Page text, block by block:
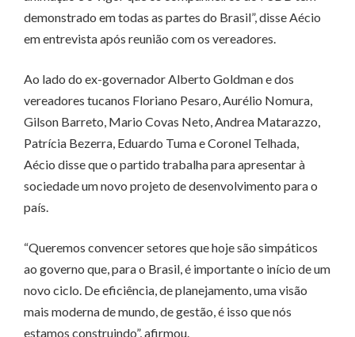
demonstrado em todas as partes do Brasil”, disse Aécio
em entrevista após reunião com os vereadores.
Ao lado do ex-governador Alberto Goldman e dos
vereadores tucanos Floriano Pesaro, Aurélio Nomura,
Gilson Barreto, Mario Covas Neto, Andrea Matarazzo,
Patrícia Bezerra, Eduardo Tuma e Coronel Telhada,
Aécio disse que o partido trabalha para apresentar à
sociedade um novo projeto de desenvolvimento para o
país.
“Queremos convencer setores que hoje são simpáticos
ao governo que, para o Brasil, é importante o início de um
novo ciclo. De eficiência, de planejamento, uma visão
mais moderna de mundo, de gestão, é isso que nós
estamos construindo”, afirmou.